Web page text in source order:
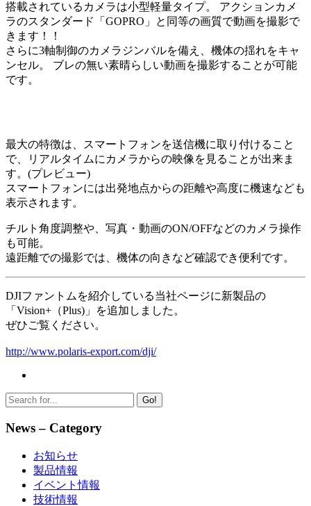
搭載されているカメラは小型軽量タイプ。 アクションカメ
ラのスタンダード「GOPRO」と同等の画質で動画を撮影で
きます！！
さらに3軸制御のカメラジンバルを備え、機体の揺れをキャ
ンセル。 ブレの無い素晴らしい動画を撮影することが可能
です。
最大の特徴は、スマートフォンを送信機に取り付けること
で、リアルタイムにカメラからの映像を見ることが出来ま
す。(プレビュー)
スマートフォンには出発地点からの距離や高度に機速なども
表示されます。
チルト角度調整や、写真・動画のON/OFFなどのカメラ操作
も可能。
遠距離での撮影では、機体の向きなど確認でき便利です。
DJIファントムを紹介している当社ページに新製品の
「Vision+（Plus)」を追加しました。
ぜひご覧ください。
http://www.polaris-export.com/dji/
Go!
News – Category
お知らせ
製品情報
イベント情報
技術情報